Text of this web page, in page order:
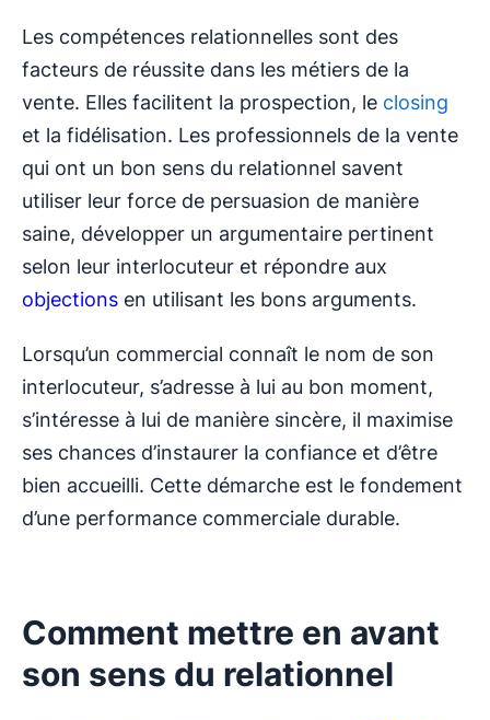
Les compétences relationnelles sont des
facteurs de réussite dans les métiers de la
vente. Elles facilitent la prospection, le closing
et la fidélisation. Les professionnels de la vente
qui ont un bon sens du relationnel savent
utiliser leur force de persuasion de manière
saine, développer un argumentaire pertinent
selon leur interlocuteur et répondre aux
objections en utilisant les bons arguments.
Lorsqu’un commercial connaît le nom de son
interlocuteur, s’adresse à lui au bon moment,
s’intéresse à lui de manière sincère, il maximise
ses chances d’instaurer la confiance et d’être
bien accueilli. Cette démarche est le fondement
d’une performance commerciale durable.
Comment mettre en avant
son sens du relationnel